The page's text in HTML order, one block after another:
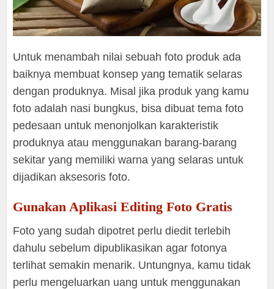
Untuk menambah nilai sebuah foto produk ada
baiknya membuat konsep yang tematik selaras
dengan produknya. Misal jika produk yang kamu
foto adalah nasi bungkus, bisa dibuat tema foto
pedesaan untuk menonjolkan karakteristik
produknya atau menggunakan barang-barang
sekitar yang memiliki warna yang selaras untuk
dijadikan aksesoris foto.
Gunakan Aplikasi Editing Foto Gratis
Foto yang sudah dipotret perlu diedit terlebih
dahulu sebelum dipublikasikan agar fotonya
terlihat semakin menarik. Untungnya, kamu tidak
perlu mengeluarkan uang untuk menggunakan